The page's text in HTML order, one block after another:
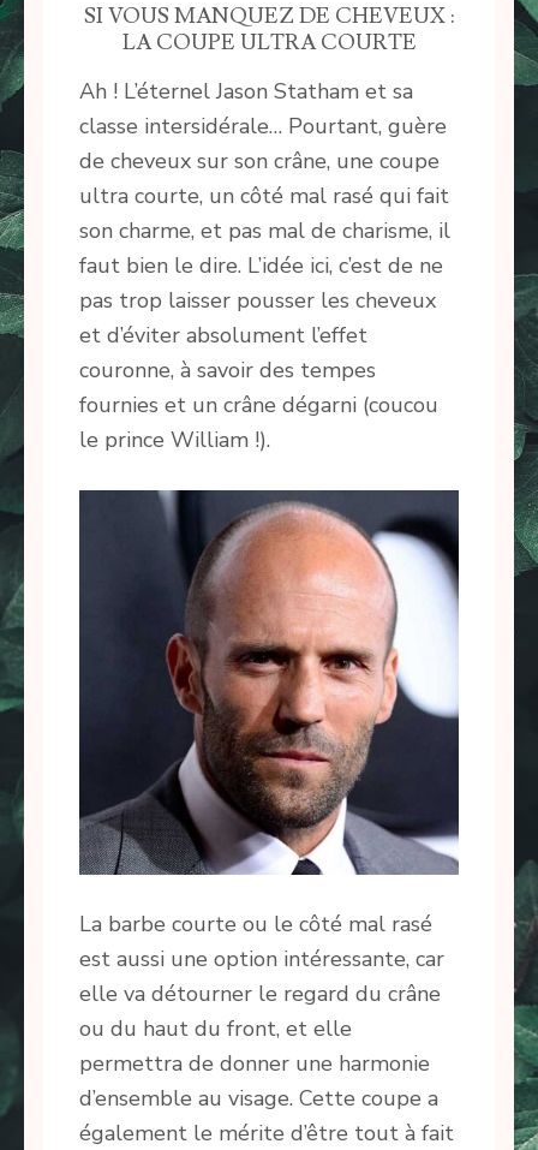
SI VOUS MANQUEZ DE CHEVEUX :
LA COUPE ULTRA COURTE
Ah ! L’éternel Jason Statham et sa
classe intersidérale… Pourtant, guère
de cheveux sur son crâne, une coupe
ultra courte, un côté mal rasé qui fait
son charme, et pas mal de charisme, il
faut bien le dire. L’idée ici, c’est de ne
pas trop laisser pousser les cheveux
et d’éviter absolument l’effet
couronne, à savoir des tempes
fournies et un crâne dégarni (coucou
le prince William !).
La barbe courte ou le côté mal rasé
est aussi une option intéressante, car
elle va détourner le regard du crâne
ou du haut du front, et elle
permettra de donner une harmonie
d’ensemble au visage. Cette coupe a
également le mérite d’être tout à fait